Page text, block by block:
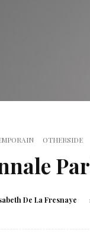
OTHERSIDE
De La Fresnaye